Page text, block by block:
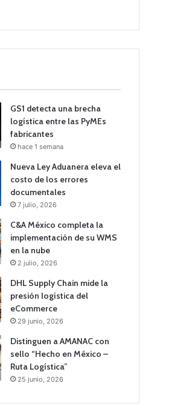
GS1 detecta una brecha
logística entre las PyMEs
fabricantes
hace 1 semana
Nueva Ley Aduanera eleva el
costo de los errores
documentales
7 julio, 2026
C&A México completa la
implementación de su WMS
en la nube
2 julio, 2026
DHL Supply Chain mide la
presión logística del
eCommerce
29 junio, 2026
Distinguen a AMANAC con
sello “Hecho en México –
Ruta Logística”
25 junio, 2026